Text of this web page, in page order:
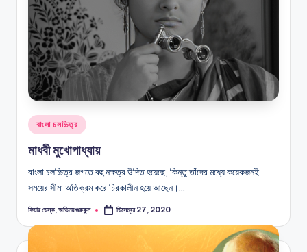
Posted
in
বাংলা চলচ্চিত্র
মাধবী মুখোপাধ্যায়
বাংলা চলচ্চিত্র জগতে বহু নক্ষত্র উদিত হয়েছে, কিন্তু তাঁদের মধ্যে কয়েকজনই
সময়ের সীমা অতিক্রম করে চিরকালীন হয়ে আছেন।…
Posted
ফিচার ডেস্ক, অভিনয় গুরুকুল ডিসেম্বর 27, 2020